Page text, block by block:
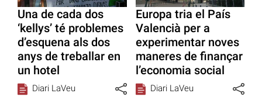
Una de cada dos
‘kellys’ té problemes
d’esquena als dos
anys de treballar en
un hotel
Diari LaVeu
Europa tria el País
Valencià per a
experimentar noves
maneres de finançar
l’economia social
Diari LaVeu